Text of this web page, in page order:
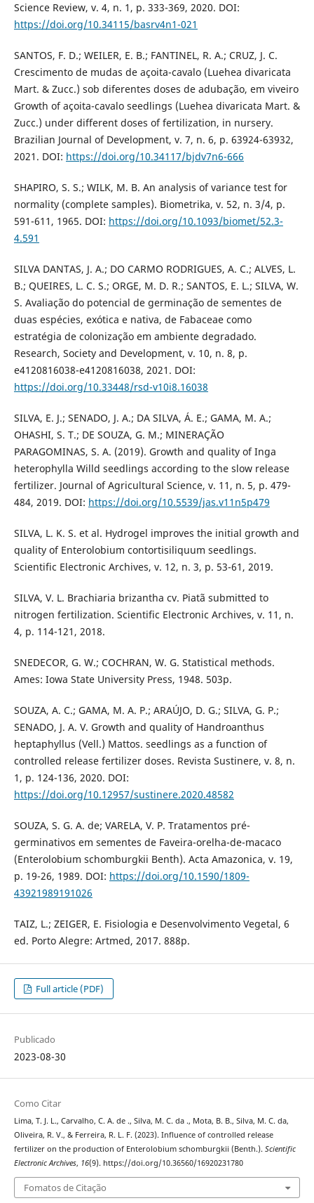
Science Review, v. 4, n. 1, p. 333-369, 2020. DOI:
https://doi.org/10.34115/basrv4n1-021
SANTOS, F. D.; WEILER, E. B.; FANTINEL, R. A.; CRUZ, J. C.
Crescimento de mudas de açoita-cavalo (Luehea divaricata
Mart. & Zucc.) sob diferentes doses de adubação, em viveiro
Growth of açoita-cavalo seedlings (Luehea divaricata Mart. &
Zucc.) under different doses of fertilization, in nursery.
Brazilian Journal of Development, v. 7, n. 6, p. 63924-63932,
2021. DOI: https://doi.org/10.34117/bjdv7n6-666
SHAPIRO, S. S.; WILK, M. B. An analysis of variance test for
normality (complete samples). Biometrika, v. 52, n. 3/4, p.
591-611, 1965. DOI: https://doi.org/10.1093/biomet/52.3-
4.591
SILVA DANTAS, J. A.; DO CARMO RODRIGUES, A. C.; ALVES, L.
B.; QUEIRES, L. C. S.; ORGE, M. D. R.; SANTOS, E. L.; SILVA, W.
S. Avaliação do potencial de germinação de sementes de
duas espécies, exótica e nativa, de Fabaceae como
estratégia de colonização em ambiente degradado.
Research, Society and Development, v. 10, n. 8, p.
e4120816038-e4120816038, 2021. DOI:
https://doi.org/10.33448/rsd-v10i8.16038
SILVA, E. J.; SENADO, J. A.; DA SILVA, Á. E.; GAMA, M. A.;
OHASHI, S. T.; DE SOUZA, G. M.; MINERAÇÃO
PARAGOMINAS, S. A. (2019). Growth and quality of Inga
heterophylla Willd seedlings according to the slow release
fertilizer. Journal of Agricultural Science, v. 11, n. 5, p. 479-
484, 2019. DOI: https://doi.org/10.5539/jas.v11n5p479
SILVA, L. K. S. et al. Hydrogel improves the initial growth and
quality of Enterolobium contortisiliquum seedlings.
Scientific Electronic Archives, v. 12, n. 3, p. 53-61, 2019.
SILVA, V. L. Brachiaria brizantha cv. Piatã submitted to
nitrogen fertilization. Scientific Electronic Archives, v. 11, n.
4, p. 114-121, 2018.
SNEDECOR, G. W.; COCHRAN, W. G. Statistical methods.
Ames: Iowa State University Press, 1948. 503p.
SOUZA, A. C.; GAMA, M. A. P.; ARAÚJO, D. G.; SILVA, G. P.;
SENADO, J. A. V. Growth and quality of Handroanthus
heptaphyllus (Vell.) Mattos. seedlings as a function of
controlled release fertilizer doses. Revista Sustinere, v. 8, n.
1, p. 124-136, 2020. DOI:
https://doi.org/10.12957/sustinere.2020.48582
SOUZA, S. G. A. de; VARELA, V. P. Tratamentos pré-
germinativos em sementes de Faveira-orelha-de-macaco
(Enterolobium schomburgkii Benth). Acta Amazonica, v. 19,
p. 19-26, 1989. DOI: https://doi.org/10.1590/1809-
43921989191026
TAIZ, L.; ZEIGER, E. Fisiologia e Desenvolvimento Vegetal, 6
ed. Porto Alegre: Artmed, 2017. 888p.
Full article (PDF)
Publicado
2023-08-30
Como Citar
Lima, T. J. L., Carvalho, C. A. de ., Silva, M. C. da ., Mota, B. B., Silva, M. C. da,
Oliveira, R. V., & Ferreira, R. L. F. (2023). Influence of controlled release
fertilizer on the production of Enterolobium schomburgkii (Benth.). Scientific
Electronic Archives, 16(9). https://doi.org/10.36560/16920231780
Fomatos de Citação